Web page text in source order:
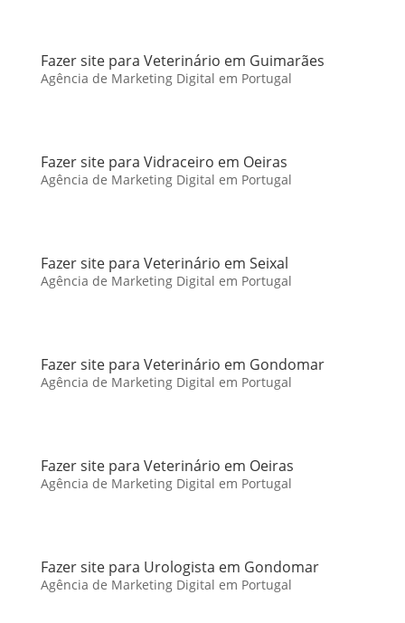
Fazer site para Veterinário em Guimarães
Agência de Marketing Digital em Portugal
Fazer site para Vidraceiro em Oeiras
Agência de Marketing Digital em Portugal
Fazer site para Veterinário em Seixal
Agência de Marketing Digital em Portugal
Fazer site para Veterinário em Gondomar
Agência de Marketing Digital em Portugal
Fazer site para Veterinário em Oeiras
Agência de Marketing Digital em Portugal
Fazer site para Urologista em Gondomar
Agência de Marketing Digital em Portugal